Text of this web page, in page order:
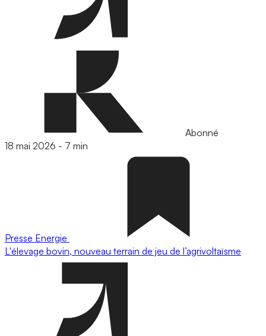
Abonné
18 mai 2026 - 7 min
Presse Energie
L'élevage bovin, nouveau terrain de jeu de l’agrivoltaïsme